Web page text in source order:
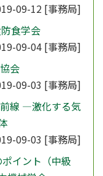
09-12 [事務局]
食学会
09-04 [事務局]
会
09-03 [事務局]
線 ―激化する気
09-03 [事務局]
イント（中級